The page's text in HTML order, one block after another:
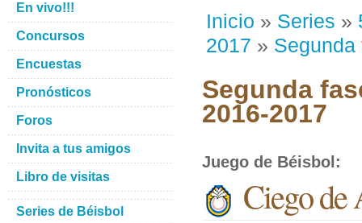
Inicio » Series »
2017 » Segunda
Segunda
2016-2017
Juego de Béisbol :
Ciego de
En vivo!!!
Concursos
Encuestas
Pronósticos
Foros
Invita a tus amigos
Libro de visitas
Series de Béisbol